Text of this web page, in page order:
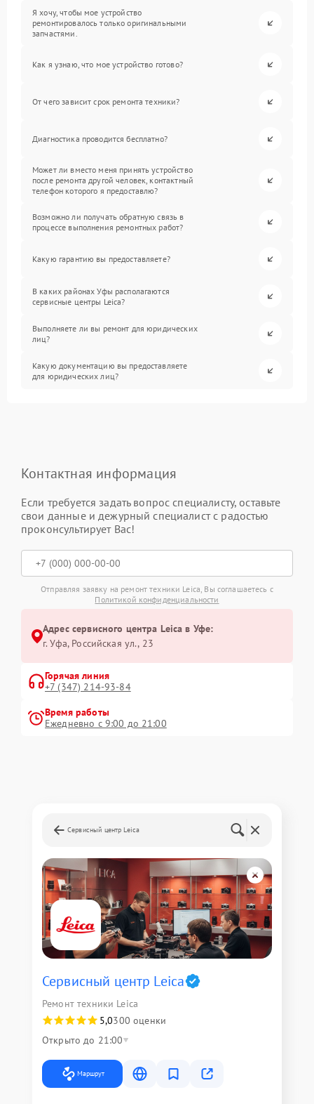
Я хочу, чтобы мое устройство
ремонтировалось только оригинальными
запчастями.
Как я узнаю, что мое устройство готово?
От чего зависит срок ремонта техники?
Диагностика проводится бесплатно?
Может ли вместо меня принять устройство
после ремонта другой человек, контактный
телефон которого я предоставлю?
Возможно ли получать обратную связь в
процессе выполнения ремонтных работ?
Какую гарантию вы предоставляете?
В каких районах Уфы располагаются
сервисные центры Leica?
Выполняете ли вы ремонт для юридических
лиц?
Какую документацию вы предоставляете
для юридических лиц?
Контактная информация
Если требуется задать вопрос специалисту, оставьте
свои данные и дежурный специалист с радостью
проконсультирует Вас!
Отправляя заявку на ремонт техники Leica, Вы соглашаетесь с
Политикой конфиденциальности
Адрес сервисного центра Leica в Уфе:
г. Уфа, Российская ул., 23
Горячая линия
+7 (347) 214-93-84
Время работы
Ежедневно с 9:00 до 21:00
Сервисный центр Leica
Сервисный центр Leica
Ремонт техники Leica
5,0300 оценки
Открыто до 21:00
Маршрут